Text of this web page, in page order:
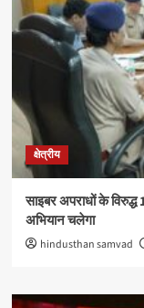
क्षेत्रीय
साइबर अपराधों के
अभियान चलेगा
hindusthan samvad